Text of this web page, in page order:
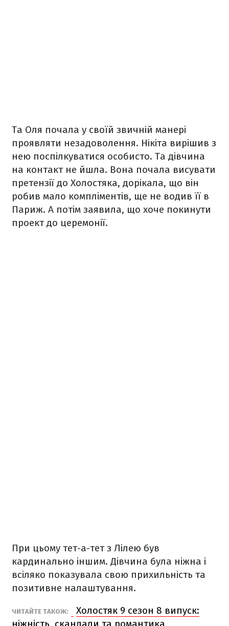
Та Оля почала у своїй звичній манері
проявляти незадоволення. Нікіта вирішив з
нею поспілкуватися особисто. Та дівчина
на контакт не йшла. Вона почала висувати
претензії до Холостяка, дорікала, що він
робив мало компліментів, ще не водив її в
Париж. А потім заявила, що хоче покинути
проект до церемонії.
При цьому тет-а-тет з Лілею був
кардинально іншим. Дівчина була ніжна і
всіляко показувала свою прихильність та
позитивне налаштування.
ЧИТАЙТЕ ТАКОЖ:
Холостяк 9 сезон 8 випуск: